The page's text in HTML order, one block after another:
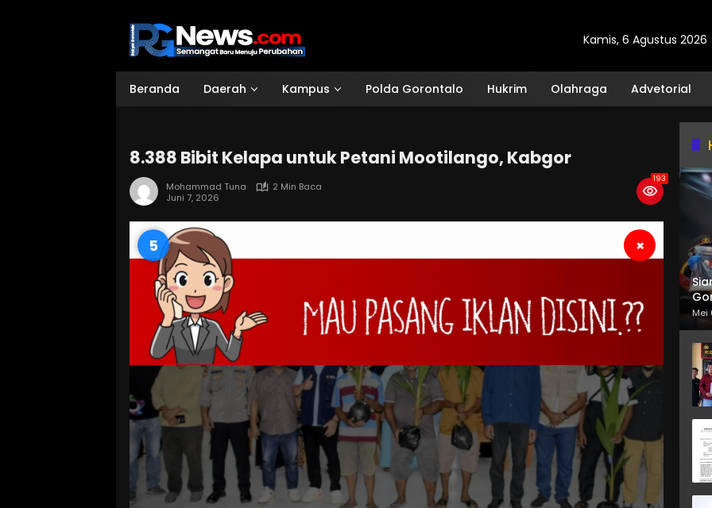
Kamis, 6 Agustus 2026
Beranda Daerah Kampus Polda Gorontalo Hukrim Olahraga Advetorial
8.388 Bibit Kelapa untuk Petani Mootilango, Kabgor
Mohammad Tuna
2 Min Baca
Juni 7, 2026
193
3 ×
Mei